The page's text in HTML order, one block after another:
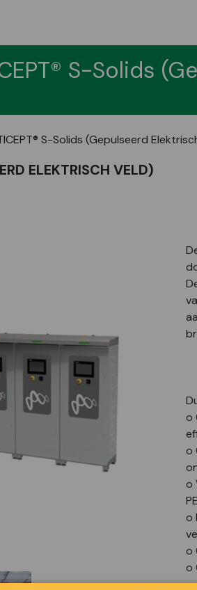
S-Solids
S-Solids (Gepulseerd
ELEKTRISCH VELD)
o
o
o
o
o
o